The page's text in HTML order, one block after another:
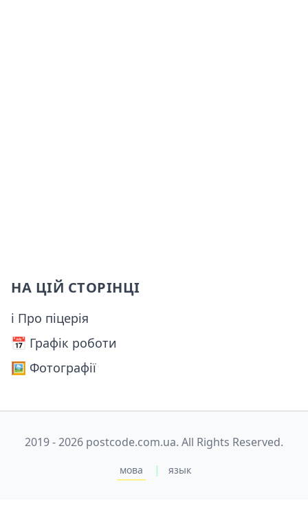
НА ЦІЙ СТОРІНЦІ
ℹ Про піцерія
📅️ Графік роботи
🖼️ Фотографії
2019 - 2026 postcode.com.ua. All Rights Reserved.
мова | язык